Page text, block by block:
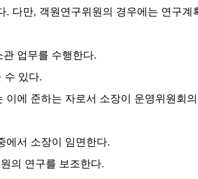
. 다만, 객원연구위원의 경우에는 연구계
업무를 수행한다.
수 있다.
에 준하는 자로서 소장이 운영위원회
에서 소장이 임면한다.
의 연구를 보조한다.